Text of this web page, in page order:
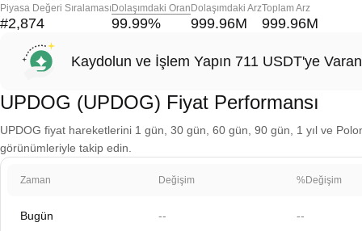
Piyasa Değeri Sıralaması
#2,874
Dolaşımdaki Oran
99.99%
Dolaşımdaki Arz
999.96M
Toplam Arz
999.96M
Kaydolun ve İşlem Yapın 711 USDT'ye
UPDOG (UPDOG) Fiyat Performansı
UPDOG fiyat hareketlerini 1 gün, 30 gün, 60 gün, 90 gün, 1 yıl ve
görünümleriyle takip edin.
Zaman Değişim %Değişim
Bugün -- --